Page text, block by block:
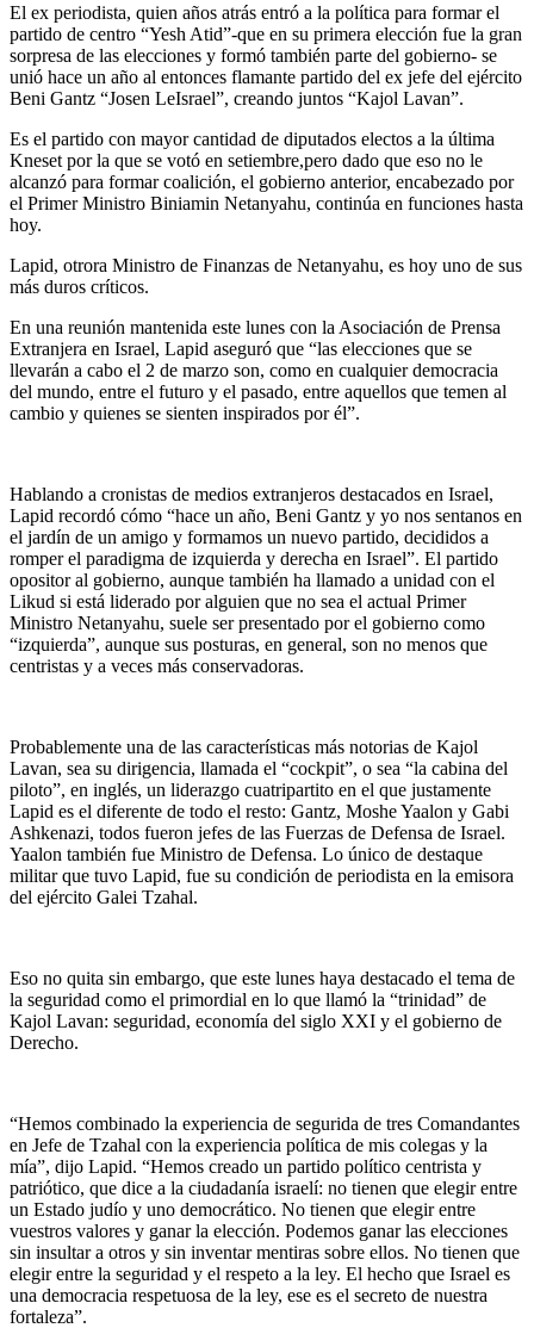
El ex periodista, quien años atrás entró a la política para formar el
partido de centro “Yesh Atid”-que en su primera elección fue la gran
sorpresa de las elecciones y formó también parte del gobierno- se
unió hace un año al entonces flamante partido del ex jefe del ejército
Beni Gantz “Josen LeIsrael”, creando juntos “Kajol Lavan”.
Es el partido con mayor cantidad de diputados electos a la última
Kneset por la que se votó en setiembre,pero dado que eso no le
alcanzó para formar coalición, el gobierno anterior, encabezado por
el Primer Ministro Biniamin Netanyahu, continúa en funciones hasta
hoy.
Lapid, otrora Ministro de Finanzas de Netanyahu, es hoy uno de sus
más duros críticos.
En una reunión mantenida este lunes con la Asociación de Prensa
Extranjera en Israel, Lapid aseguró que “las elecciones que se
llevarán a cabo el 2 de marzo son, como en cualquier democracia
del mundo, entre el futuro y el pasado, entre aquellos que temen al
cambio y quienes se sienten inspirados por él”.
Hablando a cronistas de medios extranjeros destacados en Israel,
Lapid recordó cómo “hace un año, Beni Gantz y yo nos sentanos en
el jardín de un amigo y formamos un nuevo partido, decididos a
romper el paradigma de izquierda y derecha en Israel”. El partido
opositor al gobierno, aunque también ha llamado a unidad con el
Likud si está liderado por alguien que no sea el actual Primer
Ministro Netanyahu, suele ser presentado por el gobierno como
“izquierda”, aunque sus posturas, en general, son no menos que
centristas y a veces más conservadoras.
Probablemente una de las características más notorias de Kajol
Lavan, sea su dirigencia, llamada el “cockpit”, o sea “la cabina del
piloto”, en inglés, un liderazgo cuatripartito en el que justamente
Lapid es el diferente de todo el resto: Gantz, Moshe Yaalon y Gabi
Ashkenazi, todos fueron jefes de las Fuerzas de Defensa de Israel.
Yaalon también fue Ministro de Defensa. Lo único de destaque
militar que tuvo Lapid, fue su condición de periodista en la emisora
del ejército Galei Tzahal.
Eso no quita sin embargo, que este lunes haya destacado el tema de
la seguridad como el primordial en lo que llamó la “trinidad” de
Kajol Lavan: seguridad, economía del siglo XXI y el gobierno de
Derecho.
“Hemos combinado la experiencia de segurida de tres Comandantes
en Jefe de Tzahal con la experiencia política de mis colegas y la
mía”, dijo Lapid. “Hemos creado un partido político centrista y
patriótico, que dice a la ciudadanía israelí: no tienen que elegir entre
un Estado judío y uno democrático. No tienen que elegir entre
vuestros valores y ganar la elección. Podemos ganar las elecciones
sin insultar a otros y sin inventar mentiras sobre ellos. No tienen que
elegir entre la seguridad y el respeto a la ley. El hecho que Israel es
una democracia respetuosa de la ley, ese es el secreto de nuestra
fortaleza”.